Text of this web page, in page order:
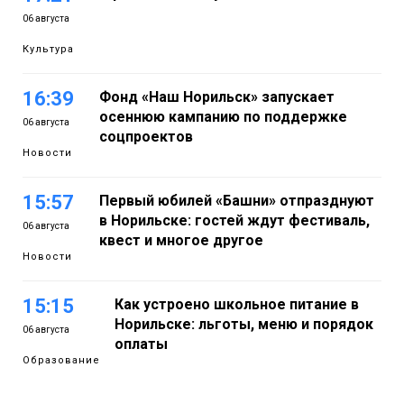
06 августа
Культура
16:39
06 августа
Новости
Фонд «Наш Норильск» запускает
осеннюю кампанию по поддержке
соцпроектов
15:57
06 августа
Новости
Первый юбилей «Башни» отпразднуют
в Норильске: гостей ждут фестиваль,
квест и многое другое
15:15
06 августа
Образование
Как устроено школьное питание в
Норильске: льготы, меню и порядок
оплаты